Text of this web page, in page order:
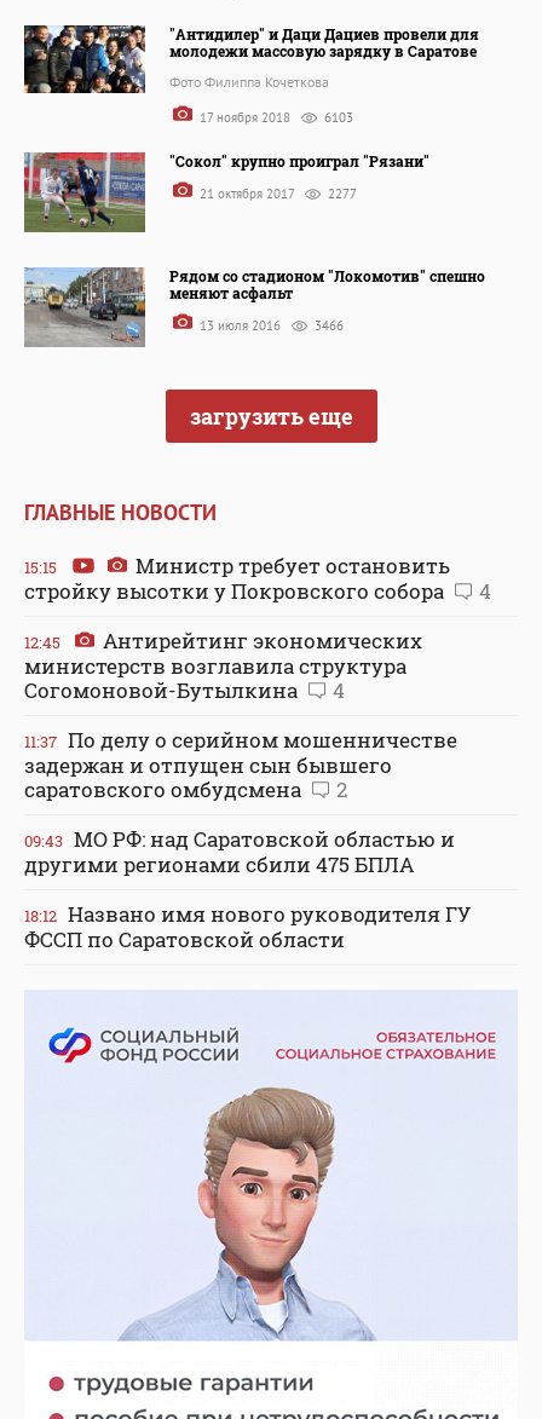
"Антидилер" и Даци Дациев провели для
молодежи массовую зарядку в Саратове
Фото Филиппа Кочеткова
17 ноября 2018 6103
"Сокол" крупно проиграл "Рязани"
21 октября 2017 2277
Рядом со стадионом "Локомотив" спешно
меняют асфальт
13 июля 2016 3466
загрузить еще
ГЛАВНЫЕ НОВОСТИ
15:15
Министр требует остановить
стройку высотки у Покровского собора
4
12:45
Антирейтинг экономических
министерств возглавила структура
Согомоновой-Бутылкина
4
11:37 По делу о серийном мошенничестве
задержан и отпущен сын бывшего
саратовского омбудсмена
2
09:43 МО РФ: над Саратовской областью и
другими регионами сбили 475 БПЛА
18:12 Названо имя нового руководителя ГУ
ФССП по Саратовской области